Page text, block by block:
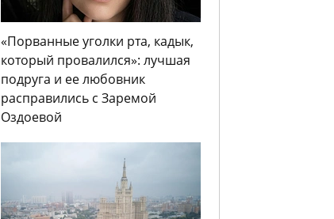
«Порванные уголки рта, кадык,
который провалился»: лучшая
подруга и ее любовник
расправились с Заремой
Оздоевой